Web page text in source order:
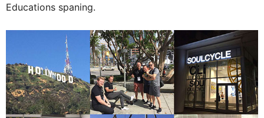
Educations spaning.